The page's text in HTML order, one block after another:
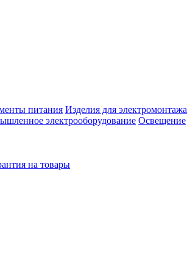
питания Изделия для электромонтажа
электрооборудование Освещение
на товары